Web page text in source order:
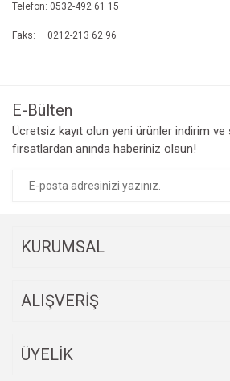
Telefon: 0532-492 61 15
Faks: 0212-213 62 96
E-Bülten
Ücretsiz kayıt olun yeni ürünler indirim
fırsatlardan anında haberiniz olsun!
KURUMSAL
ALIŞVERİŞ
ÜYELİK